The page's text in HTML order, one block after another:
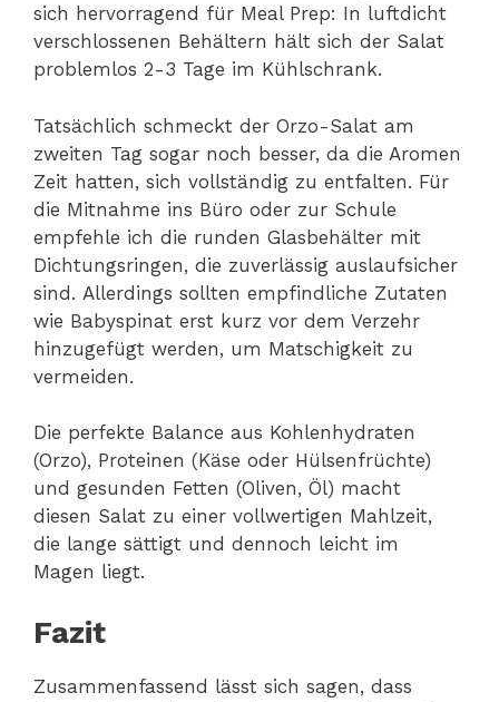
sich hervorragend für Meal Prep: In luftdicht
verschlossenen Behältern hält sich der Salat
problemlos 2-3 Tage im Kühlschrank.
Tatsächlich schmeckt der Orzo-Salat am
zweiten Tag sogar noch besser, da die Aromen
Zeit hatten, sich vollständig zu entfalten. Für
die Mitnahme ins Büro oder zur Schule
empfehle ich die runden Glasbehälter mit
Dichtungsringen, die zuverlässig auslaufsicher
sind. Allerdings sollten empfindliche Zutaten
wie Babyspinat erst kurz vor dem Verzehr
hinzugefügt werden, um Matschigkeit zu
vermeiden.
Die perfekte Balance aus Kohlenhydraten
(Orzo), Proteinen (Käse oder Hülsenfrüchte)
und gesunden Fetten (Oliven, Öl) macht
diesen Salat zu einer vollwertigen Mahlzeit,
die lange sättigt und dennoch leicht im
Magen liegt.
Fazit
Zusammenfassend lässt sich sagen, dass